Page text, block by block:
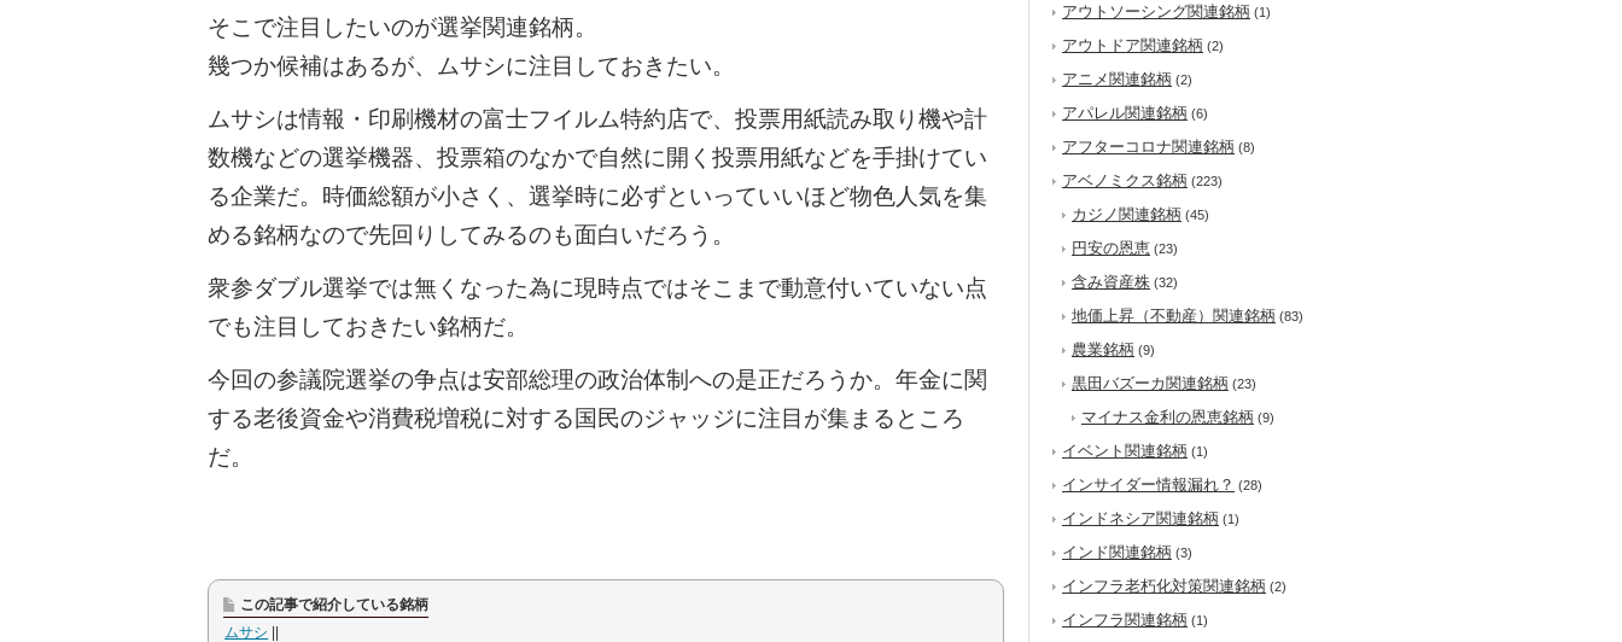
そこで注目したいのが選挙関連銘柄。
幾つか候補はあるが、ムサシに注目しておきたい。
ムサシは情報・印刷機材の富士フイルム特約店で、投票用紙読み取り機や計
数機などの選挙機器、投票箱のなかで自然に開く投票用紙などを手掛けてい
る企業だ。時価総額が小さく、選挙時に必ずといっていいほど物色人気を集
める銘柄なので先回りしてみるのも面白いだろう。
衆参ダブル選挙では無くなった為に現時点ではそこまで動意付いていない点
でも注目しておきたい銘柄だ。
今回の参議院選挙の争点は安部総理の政治体制への是正だろうか。年金に関
する老後資金や消費税増税に対する国民のジャッジに注目が集まるところ
だ。
この記事で紹介している銘柄
ムサシ
アウトソーシング関連銘柄 (1)
アウトドア関連銘柄 (2)
アニメ関連銘柄 (2)
アパレル関連銘柄 (6)
アフターコロナ関連銘柄 (8)
アベノミクス銘柄 (223)
カジノ関連銘柄 (45)
円安の恩恵 (23)
含み資産株 (32)
地価上昇（不動産）関連銘柄 (83)
農業銘柄 (9)
黒田バズーカ関連銘柄 (23)
マイナス金利の恩恵銘柄 (9)
イベント関連銘柄 (1)
インサイダー情報漏れ？ (28)
インドネシア関連銘柄 (1)
インド関連銘柄 (3)
インフラ老朽化対策関連銘柄 (2)
インフラ関連銘柄 (1)